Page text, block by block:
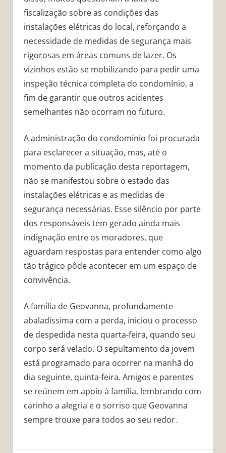
fiscalização sobre as condições das
instalações elétricas do local, reforçando a
necessidade de medidas de segurança mais
rigorosas em áreas comuns de lazer. Os
vizinhos estão se mobilizando para pedir uma
inspeção técnica completa do condomínio, a
fim de garantir que outros acidentes
semelhantes não ocorram no futuro.
A administração do condomínio foi procurada
para esclarecer a situação, mas, até o
momento da publicação desta reportagem,
não se manifestou sobre o estado das
instalações elétricas e as medidas de
segurança necessárias. Esse silêncio por parte
dos responsáveis tem gerado ainda mais
indignação entre os moradores, que
aguardam respostas para entender como algo
tão trágico pôde acontecer em um espaço de
convivência.
A família de Geovanna, profundamente
abaladíssima com a perda, iniciou o processo
de despedida nesta quarta-feira, quando seu
corpo será velado. O sepultamento da jovem
está programado para ocorrer na manhã do
dia seguinte, quinta-feira. Amigos e parentes
se reúnem em apoio à família, lembrando com
carinho a alegria e o sorriso que Geovanna
sempre trouxe para todos ao seu redor.